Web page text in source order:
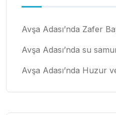
Avşa Adası’nda Zafer
Avşa Adası’nda su
Avşa Adası’nda Huzur